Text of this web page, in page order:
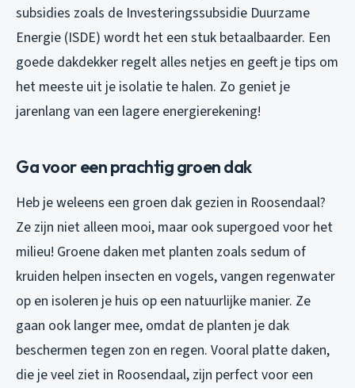
subsidies zoals de Investeringssubsidie Duurzame
Energie (ISDE) wordt het een stuk betaalbaarder. Een
goede dakdekker regelt alles netjes en geeft je tips om
het meeste uit je isolatie te halen. Zo geniet je
jarenlang van een lagere energierekening!
Ga voor een prachtig groen dak
Heb je weleens een groen dak gezien in Roosendaal?
Ze zijn niet alleen mooi, maar ook supergoed voor het
milieu! Groene daken met planten zoals sedum of
kruiden helpen insecten en vogels, vangen regenwater
op en isoleren je huis op een natuurlijke manier. Ze
gaan ook langer mee, omdat de planten je dak
beschermen tegen zon en regen. Vooral platte daken,
die je veel ziet in Roosendaal, zijn perfect voor een